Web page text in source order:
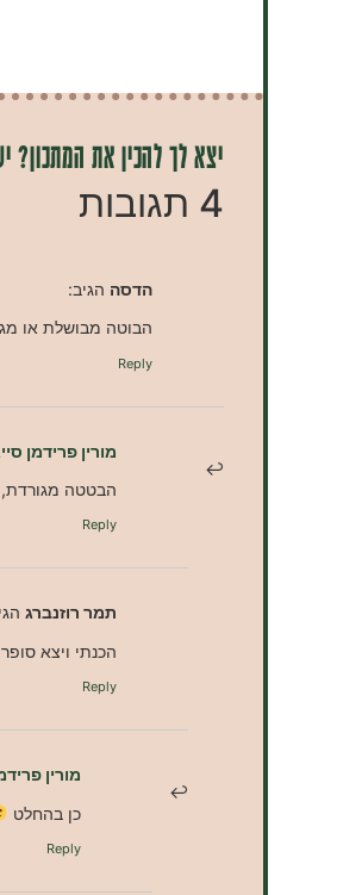
יצא לך להכין את המתכון?
4 תגובות
הדסה הגיב:
הבוטה מבושלת או
Reply
מורין פרידמן
הבטטה מגורדת,
Reply
תמר רוזנברג
הכנתי ויצא סופר
Reply
מורין
כן בהחלט
Reply